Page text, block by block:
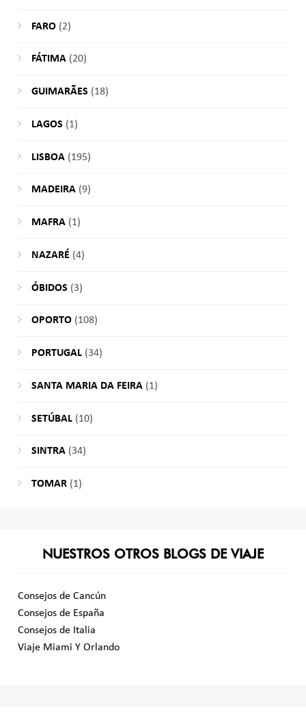
FARO(2)
FÁTIMA(20)
GUIMARÃES (18)
LAGOS (1)
LISBOA(195)
MADEIRA(9)
MAFRA(1)
NAZARÉ (4)
ÓBIDOS (3)
OPORTO(108)
PORTUGAL(34)
SANTA MARIA DA FEIRA(1)
SETÚBAL(10)
SINTRA(34)
TOMAR(1)
NUESTROS OTROS BLOGS DE VIAJE
Consejos de Cancún
Consejos de España
Consejos de Italia
Viaje Miami Y Orlando